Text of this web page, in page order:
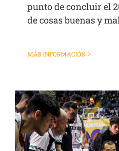
punto de concluir el
de cosas buenas y
MÁS INFORMACIÓN